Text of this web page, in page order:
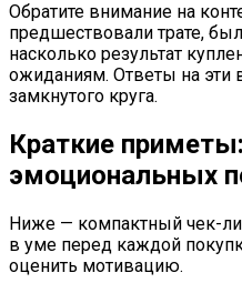
Обратите внимание на
предшествовали трате,
насколько результат
ожиданиям. Ответы на эти
замкнутого круга.
Краткие
эмоциональных
Ниже — компактный чек-
в уме перед каждой
оценить мотивацию.